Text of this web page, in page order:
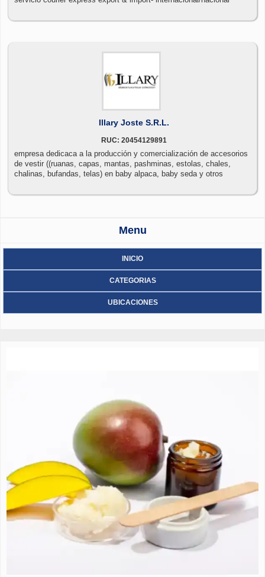
Illary Joste S.R.L.
RUC: 20454129891
empresa dedicaca a la producción y comercialización de accesorios
de vestir ((ruanas, capas, mantas, pashminas, estolas, chales,
chalinas, bufandas, telas) en baby alpaca, baby seda y otros
Menu
INICIO
CATEGORIAS
UBICACIONES